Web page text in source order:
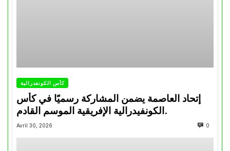
كأس الكونفدرالية
إتحاد العاصمة يضمن المشاركة رسميًا في كأس
الكونفيدرالية الإفريقية الموسم القادم.
Avril 30, 2026 0